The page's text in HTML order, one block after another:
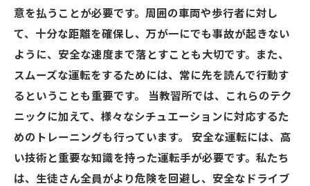
意を払うことが必要です。周囲の車両や歩行者に対し
て、十分な距離を確保し、万が一にでも事故が起きない
ように、安全な速度まで落とすことも大切です。また、
スムーズな運転をするためには、常に先を読んで行動す
るということも重要です。 当教習所では、これらのテク
ニックに加えて、様々なシチュエーションに対応するた
めのトレーニングも行っています。 安全な運転には、高
い技術と重要な知識を持った運転手が必要です。私たち
は、生徒さん全員がより危険を回避し、安全なドライブ